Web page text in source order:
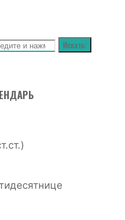
Искать: